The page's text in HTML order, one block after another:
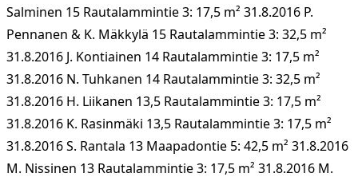
Salminen 15 Rautalammintie 3: 17,5 m² 31.8.2016 P.
Pennanen & K. Mäkkylä 15 Rautalammintie 3: 32,5 m²
31.8.2016 J. Kontiainen 14 Rautalammintie 3: 17,5 m²
31.8.2016 N. Tuhkanen 14 Rautalammintie 3: 32,5 m²
31.8.2016 H. Liikanen 13,5 Rautalammintie 3: 17,5 m²
31.8.2016 K. Rasinmäki 13,5 Rautalammintie 3: 17,5 m²
31.8.2016 S. Rantala 13 Maapadontie 5: 42,5 m² 31.8.2016
M. Nissinen 13 Rautalammintie 3: 17,5 m² 31.8.2016 M.